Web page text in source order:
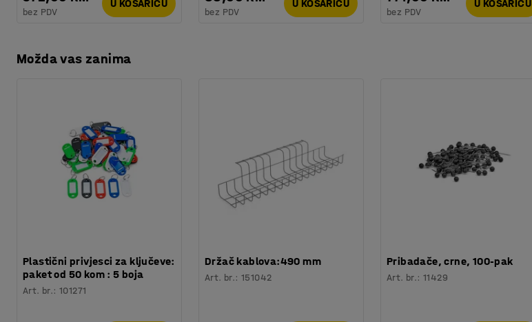
bez PDV
U KOŠARICU
bez PDV
U KOŠARICU
bez PDV
U KOŠARICU
Možda vas zanima
Plastični privjesci za ključeve:
paket od 50 kom : 5 boja
Art. br.:101271
Držač kablova:490 mm
Art. br.:151042
Pribadače, crne, 100-pak
Art. br.:11429